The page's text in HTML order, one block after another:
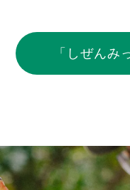
「しぜんみ